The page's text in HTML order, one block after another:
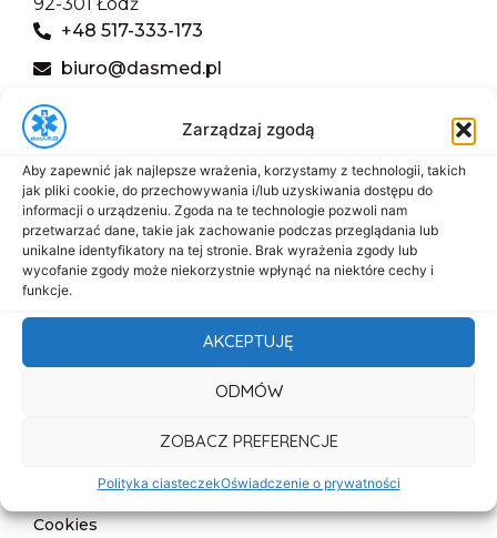
Zarządzaj zgodą
Aby zapewnić jak najlepsze wrażenia, korzystamy z technologii, takich
jak pliki cookie, do przechowywania i/lub uzyskiwania dostępu do
informacji o urządzeniu. Zgoda na te technologie pozwoli nam
przetwarzać dane, takie jak zachowanie podczas przeglądania lub
unikalne identyfikatory na tej stronie. Brak wyrażenia zgody lub
wycofanie zgody może niekorzystnie wpłynąć na niektóre cechy i
funkcje.
AKCEPTUJĘ
ODMÓW
ZOBACZ PREFERENCJE
Polityka ciasteczekOświadczenie o prywatności
+48 517-333-173
biuro@dasmed.pl
Menu
Start
O nas
Oferta
Cennik
Aktualności
Klauzula informacyjna
Polityka prywatności
Cookies